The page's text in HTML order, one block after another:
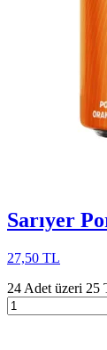
Sarıyer
27,50 TL
24 Adet üzeri 25